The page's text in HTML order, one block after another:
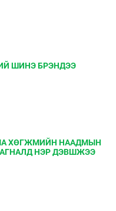
ШИНЭ БРЭНДЭЭ
ХӨГЖМИЙН НААДМЫН
НЭР ДЭВШЖЭЭ